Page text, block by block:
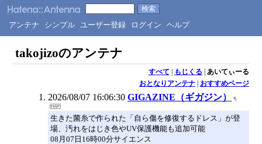
アンテナ シンプル ユーザー登録 ログイン ヘルプ
takojizoのアンテナ
すべて | もじくる | あいてぃーる
おとなりアンテナ| おすすめページ
2026/08/07 16:06:30 GIGAZINE（ギガジン）
生きた菌糸で作られた「自ら傷を修復するドレス」が登
場、汚れをはじき色やUV保護機能も追加可能
08月07日16時00分サイエンス